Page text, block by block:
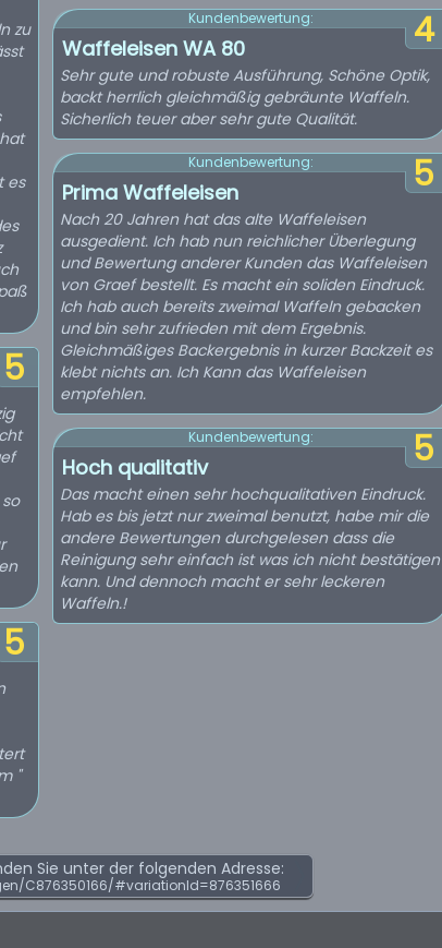
zu
es
5
5
"
4
Kundenbewertung:
Waffeleisen WA 80
Sehr gute und robuste Ausführung, Schöne Optik,
backt herrlich gleichmäßig gebräunte Waffeln.
Sicherlich teuer aber sehr gute Qualität.
5
Kundenbewertung:
Prima Waffeleisen
Nach 20 Jahren hat das alte Waffeleisen
ausgedient. Ich hab nun reichlicher Überlegung
und Bewertung anderer Kunden das Waffeleisen
von Graef bestellt. Es macht ein soliden Eindruck.
Ich hab auch bereits zweimal Waffeln gebacken
und bin sehr zufrieden mit dem Ergebnis.
Gleichmäßiges Backergebnis in kurzer Backzeit es
klebt nichts an. Ich Kann das Waffeleisen
empfehlen.
5
Kundenbewertung:
Hoch qualitativ
Das macht einen sehr hochqualitativen Eindruck.
Hab es bis jetzt nur zweimal benutzt, habe mir die
andere Bewertungen durchgelesen dass die
Reinigung sehr einfach ist was ich nicht bestätigen
kann. Und dennoch macht er sehr leckeren
Waffeln.!
Sie unter der folgenden Adresse:
C876350166/#variationId=876351666